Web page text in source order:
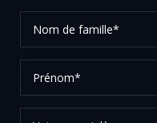
de
famille*